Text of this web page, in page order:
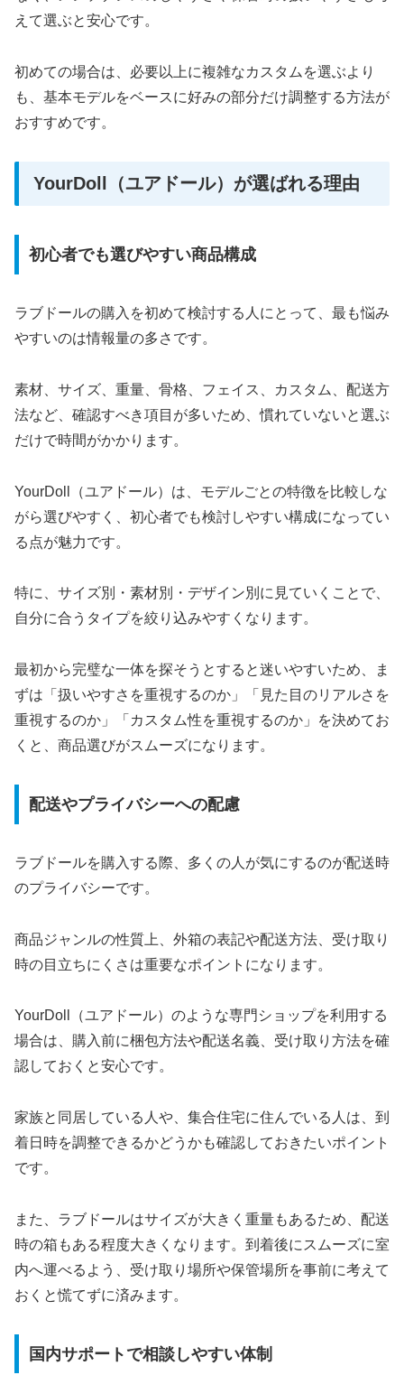
えて選ぶと安心です。
初めての場合は、必要以上に複雑なカスタムを選ぶより
も、基本モデルをベースに好みの部分だけ調整する方法が
おすすめです。
YourDoll（ユアドール）が選ばれる理由
初心者でも選びやすい商品構成
ラブドールの購入を初めて検討する人にとって、最も悩み
やすいのは情報量の多さです。
素材、サイズ、重量、骨格、フェイス、カスタム、配送方
法など、確認すべき項目が多いため、慣れていないと選ぶ
だけで時間がかかります。
YourDoll（ユアドール）は、モデルごとの特徴を比較しな
がら選びやすく、初心者でも検討しやすい構成になってい
る点が魅力です。
特に、サイズ別・素材別・デザイン別に見ていくことで、
自分に合うタイプを絞り込みやすくなります。
最初から完璧な一体を探そうとすると迷いやすいため、ま
ずは「扱いやすさを重視するのか」「見た目のリアルさを
重視するのか」「カスタム性を重視するのか」を決めてお
くと、商品選びがスムーズになります。
配送やプライバシーへの配慮
ラブドールを購入する際、多くの人が気にするのが配送時
のプライバシーです。
商品ジャンルの性質上、外箱の表記や配送方法、受け取り
時の目立ちにくさは重要なポイントになります。
YourDoll（ユアドール）のような専門ショップを利用する
場合は、購入前に梱包方法や配送名義、受け取り方法を確
認しておくと安心です。
家族と同居している人や、集合住宅に住んでいる人は、到
着日時を調整できるかどうかも確認しておきたいポイント
です。
また、ラブドールはサイズが大きく重量もあるため、配送
時の箱もある程度大きくなります。到着後にスムーズに室
内へ運べるよう、受け取り場所や保管場所を事前に考えて
おくと慌てずに済みます。
国内サポートで相談しやすい体制